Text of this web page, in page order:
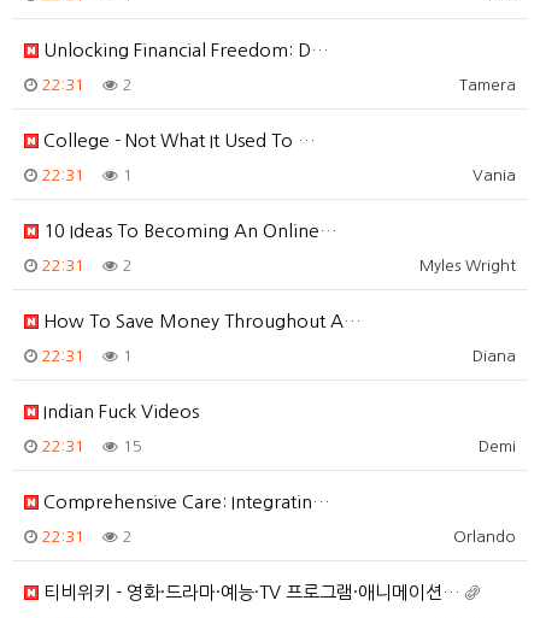
Unlocking Financial Freedom: D…
Tamera
22:31 2
College - Not What It Used To …
Vania
22:31 1
10 Ideas To Becoming An Online…
Myles Wright
22:31 2
How To Save Money Throughout A…
Diana
22:31 1
Indian Fuck Videos
Demi
22:31 15
Comprehensive Care: Integratin…
Orlando
22:31 2
티비위키 - 영화·드라마·예능·TV 프로그램·애니메이션…